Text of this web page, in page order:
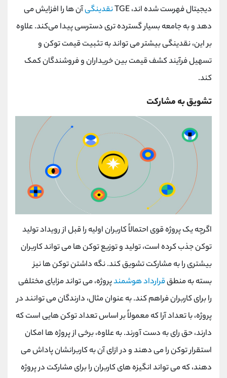
دیجیتال فهرست شده‌ اند، TGE
نقدینگیآن‌ ها را افزایش می
‌دهد و به جامعه بسیار گسترده ‌تری دسترسی پیدا می‌کند. علاوه
بر این، نقدینگی بیشتر می‌ تواند به تثبیت قیمت توکن و
تسهیل فرآیند کشف قیمت بین خریداران و فروشندگان کمک
کند.
تشویق به مشارکت
اگرچه یک پروژه قوی احتمالاً کاربران اولیه را قبل از رویداد تولید
توکن جذب کرده است، تولید و توزیع توکن ها می تواند کاربران
بیشتری را به مشارکت تشویق کند. نگه داشتن توکن ها نیز
بسته به منطققرارداد هوشمندپروژه، می تواند مزایای مختلفی
را برای کاربران فراهم کند. به عنوان مثال، دارندگان می توانند در
پروژه، با تعداد آرا که معمولاً بر اساس تعداد توکن هایی است که
دارند، حق رای به دست آورند. به ‌علاوه، برخی از پروژه‌ ها امکان
استقرار توکن را می ‌دهند و در ازای آن به کاربرانشان پاداش می‌
دهند، که می ‌تواند انگیزه‌ های کاربران را برای مشارکت در پروژه